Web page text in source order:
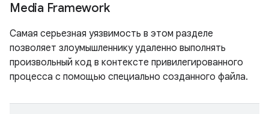
Media Framework
Самая серьезная уязвимость в этом разделе
позволяет злоумышленнику удаленно выполнять
произвольный код в контексте привилегированного
процесса с помощью специально созданного файла.